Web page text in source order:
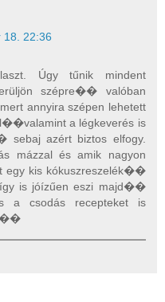
18. 22:36
Úgy tűnik mindent
szépre�� valóban
annyira szépen lehetett
a légkeverés is
sebaj azért biztos elfogy.
mázzal és amik nagyon
egy kis kókuszreszelék��
is jóízűen eszi majd��
a csodás recepteket is